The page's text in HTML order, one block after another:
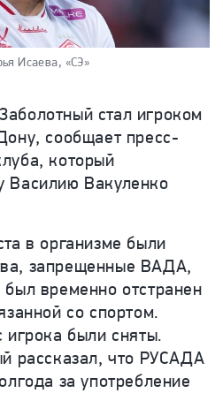
Исаева, «СЭ»
стал игроком
сообщает пресс-
который
Василию Вакуленко
в организме были
запрещенные ВАДА,
временно отстранен
со спортом.
игрока были сняты.
рассказал, что РУСАДА
за употребление